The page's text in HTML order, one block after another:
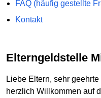
FAQ (häufig gestellte
Kontakt
Elterngeldstelle
Liebe Eltern, sehr
herzlich Willkommen auf